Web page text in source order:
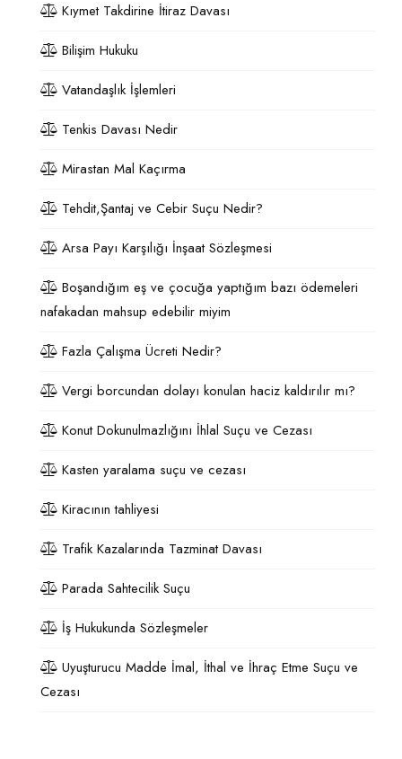
Kıymet Takdirine İtiraz Davası
Bilişim Hukuku
Vatandaşlık İşlemleri
Tenkis Davası Nedir
Mirastan Mal Kaçırma
Tehdit,Şantaj ve Cebir Suçu Nedir?
Arsa Payı Karşılığı İnşaat Sözleşmesi
Boşandığım eş ve çocuğa yaptığım bazı ödemeleri
nafakadan mahsup edebilir miyim
Fazla Çalışma Ücreti Nedir?
Vergi borcundan dolayı konulan haciz kaldırılır mı?
Konut Dokunulmazlığını İhlal Suçu ve Cezası
Kasten yaralama suçu ve cezası
Kiracının tahliyesi
Trafik Kazalarında Tazminat Davası
Parada Sahtecilik Suçu
İş Hukukunda Sözleşmeler
Uyuşturucu Madde İmal, İthal ve İhraç Etme Suçu ve
Cezası